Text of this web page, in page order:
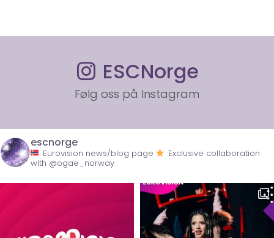
ESCNorge
Følg oss på Instagram
escnorge
Eurovision news/blog page
Exclusive collaboration
with @ogae_norway